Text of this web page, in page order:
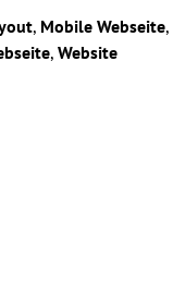
, Mobile Webseite,
,Website